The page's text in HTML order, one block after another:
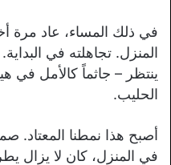
في ذلك المساء، عاد
المنزل. تجاهلته في
ينتظر – جاثماً كالأمل
الحليب.
أصبح هذا نمطنا
في المنزل، كان لا يزال